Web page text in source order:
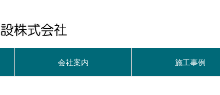
会社案内 施工事例